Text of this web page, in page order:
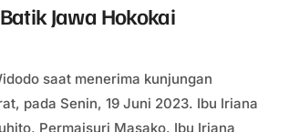
Jawa Hokokai
saat menerima kunjungan
pada Senin, 19 Juni 2023. Ibu Iriana
Permaisuri Masako. Ibu Iriana